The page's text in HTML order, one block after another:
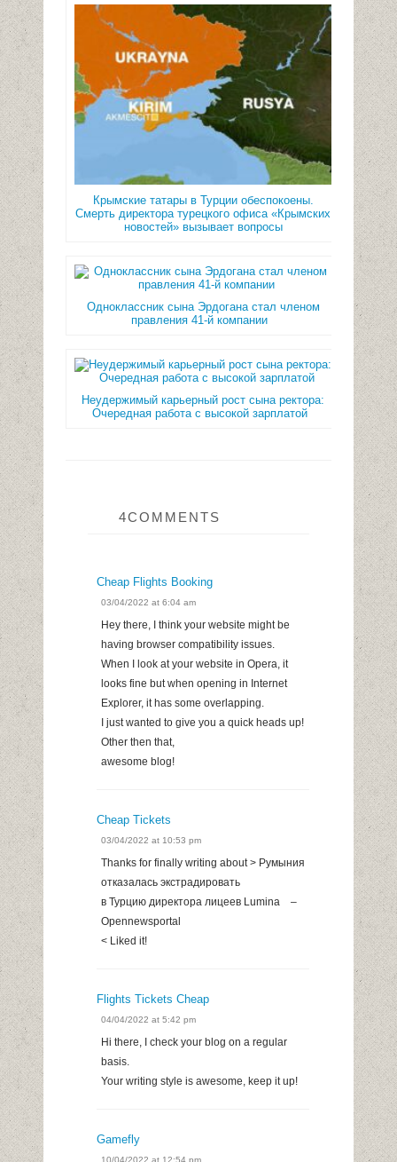
Крымские татары в Турции обеспокоены.
Смерть директора турецкого офиса «Крымских
новостей» вызывает вопросы
Одноклассник сына Эрдогана стал членом
правления 41-й компании
Неудержимый карьерный рост сына ректора:
Очередная работа с высокой зарплатой
4COMMENTS
Cheap Flights Booking
03/04/2022 at 6:04 am
Hey there, I think your website might be
having browser compatibility issues.
When I look at your website in Opera, it
looks fine but when opening in Internet
Explorer, it has some overlapping.
I just wanted to give you a quick heads up!
Other then that,
awesome blog!
Cheap Tickets
03/04/2022 at 10:53 pm
Thanks for finally writing about > Румыния
отказалаcь экстрадировать
в Турцию директора лицеев Lumina –
Opennewsportal
< Liked it!
Flights Tickets Cheap
04/04/2022 at 5:42 pm
Hi there, I check your blog on a regular
basis.
Your writing style is awesome, keep it up!
Gamefly
10/04/2022 at 12:54 pm